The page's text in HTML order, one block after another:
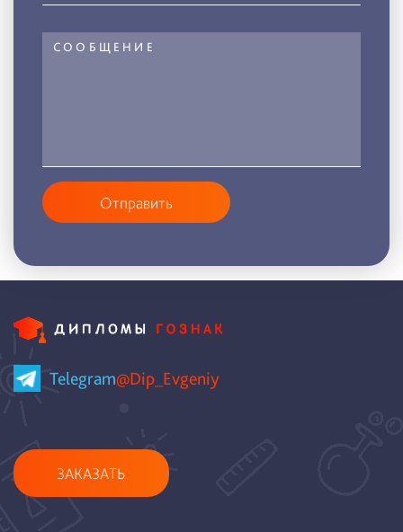
Отправить
Telegram@Dip_Evgeniy
ЗАКАЗАТЬ